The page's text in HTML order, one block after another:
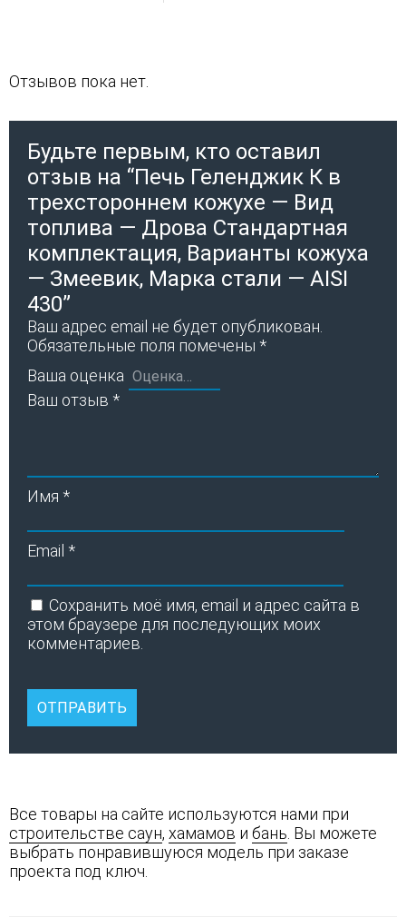
Отзывов пока нет.
Будьте первым, кто оставил
отзыв на “Печь Геленджик К в
трехстороннем кожухе — Вид
топлива — Дрова Стандартная
комплектация, Варианты кожуха
— Змеевик, Марка стали — AISI
430”
Ваш адрес email не будет опубликован.
Обязательные поля помечены *
Ваша оценка
Ваш отзыв *
Имя *
Email *
Сохранить моё имя, email и адрес сайта в
этом браузере для последующих моих
комментариев.
Все товары на сайте используются нами при
строительстве саун, хамамов и бань . Вы можете
выбрать понравившуюся модель при заказе
проекта под ключ.